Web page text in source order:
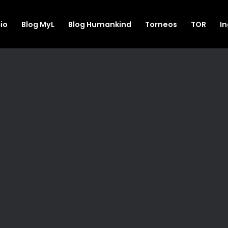
Blog MyL Blog Humankind Torneos TOR